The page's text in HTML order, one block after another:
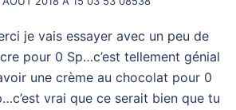
je vais essayer avec un peu de
pour 0 Sp…c’est tellement génial
une crème au chocolat pour 0
vrai que ce serait bien que tu